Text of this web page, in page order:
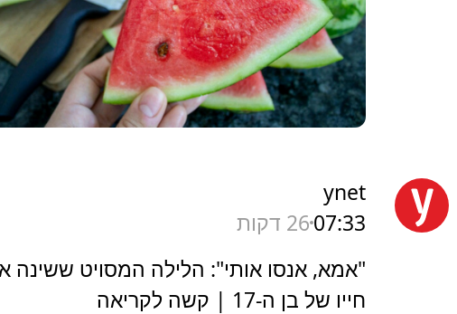
ynet
07:3326 דקות
"אמא, אנסו אותי": הלילה המסויט ששינה
חייו של בן ה-17 | קשה לקריאה